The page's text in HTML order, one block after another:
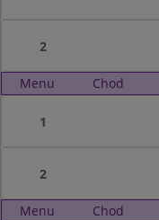
2
Menu Chod
1
2
Menu Chod